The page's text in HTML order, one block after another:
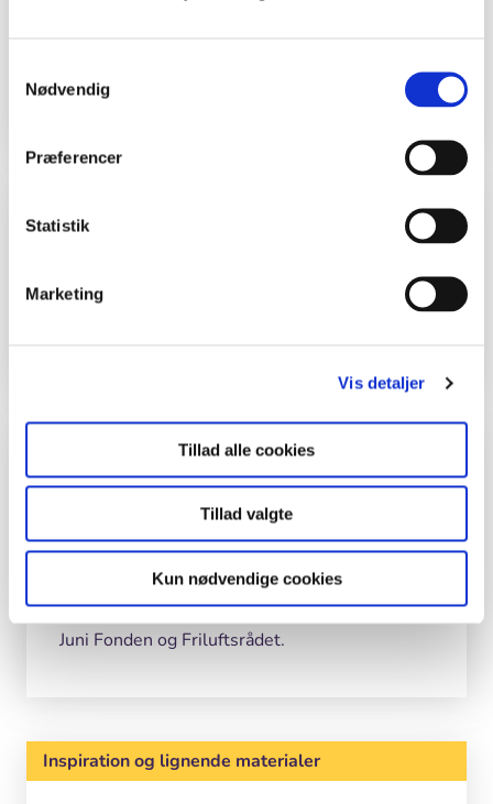
Nødvendig
Præferencer
Statistik
Marketing
Vis detaljer
Tillad alle cookies
Tillad valgte
Kun nødvendige cookies
Sted
finder flere film, aktiviteter og
Filmen er produceret af L&R Uddannelse i
samarbejde med Naturvejledning Danmark for
Materialet er støttet af Nordea-fonden, 15.
Juni Fonden og Friluftsrådet.
Inspiration og lignende materialer